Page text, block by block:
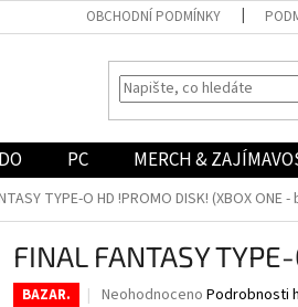
OBCHODNÍ PODMÍNKY
PC MERCH &
TYPE-O HD !PROMO DISK! (XBOX ONE
FINAL FANTASY
BAZAR.
Průměrné
Neohodnoceno Podrobnosti